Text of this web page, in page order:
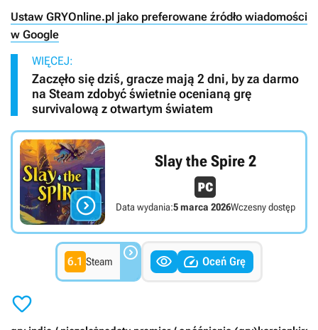
Ustaw GRYOnline.pl jako preferowane źródło wiadomości
w Google
WIĘCEJ:
Zaczęło się dziś, gracze mają 2 dni, by za darmo
na Steam zdobyć świetnie ocenianą grę
survivalową z otwartym światem

Slay the Spire 2
Data wydania:5 marca 2026Wczesny dostęp
6.1 Steam    Oceń Grę
